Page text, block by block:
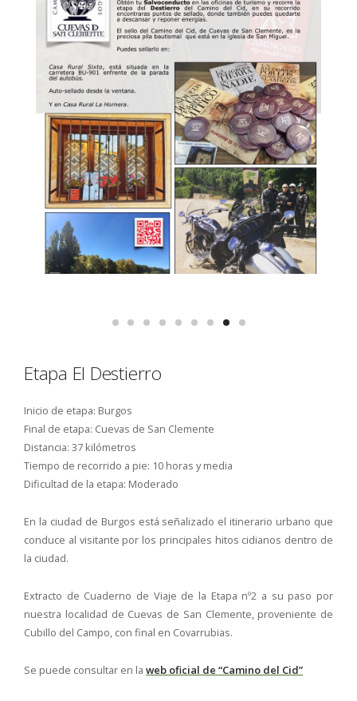
Etapa El Destierro
Inicio de etapa: Burgos
Final de etapa: Cuevas de San Clemente
Distancia: 37 kilómetros
Tiempo de recorrido a pie: 10 horas y media
Dificultad de la etapa: Moderado
En la ciudad de Burgos está señalizado el itinerario urbano que
conduce al visitante por los principales hitos cidianos dentro de
la ciudad.
Extracto de Cuaderno de Viaje de la Etapa nº2 a su paso por
nuestra localidad de Cuevas de San Clemente, proveniente de
Cubillo del Campo, con final en Covarrubias.
Se puede consultar en la web oficial de “Camino del Cid”